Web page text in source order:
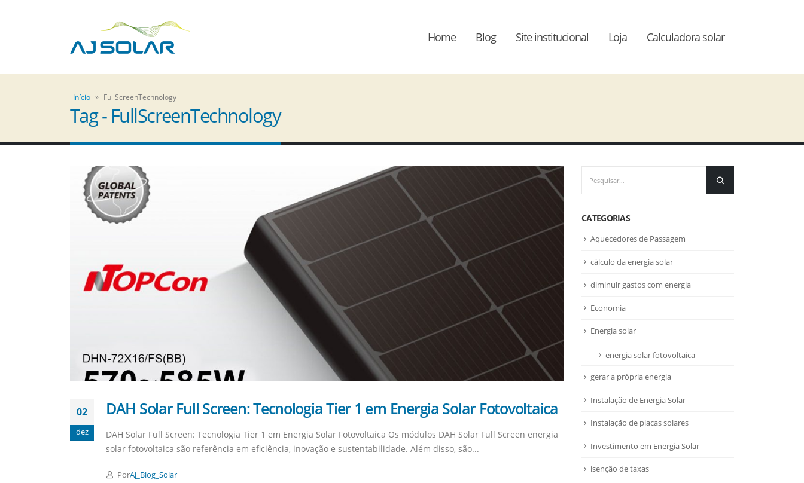
Home Blog Site institucional Loja Calculadora solar
Início » FullScreenTechnology
Tag - FullScreenTechnology
02
dez
DAH Solar Full Screen: Tecnologia Tier 1 em Energia Solar Fotovoltaica
DAH Solar Full Screen: Tecnologia Tier 1 em Energia Solar Fotovoltaica Os módulos DAH Solar Full Screen energia
solar fotovoltaica são referência em eficiência, inovação e sustentabilidade. Além disso, são...
PorAj_Blog_Solar
CATEGORIAS
Aquecedores de Passagem
cálculo da energia solar
diminuir gastos com energia
Economia
Energia solar
energia solar fotovoltaica
gerar a própria energia
Instalação de Energia Solar
Instalação de placas solares
Investimento em Energia Solar
isenção de taxas